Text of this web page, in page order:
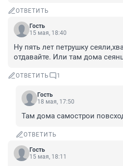
ОТВЕТИТЬ
Гость
15 мая, 18:40
Ну пять лет петрушку
отдавайте. Или там дома
ОТВЕТИТЬ 1
Гость
18 мая, 17:50
Там дома самострои
ОТВЕТИТЬ
Гость
15 мая, 18:11